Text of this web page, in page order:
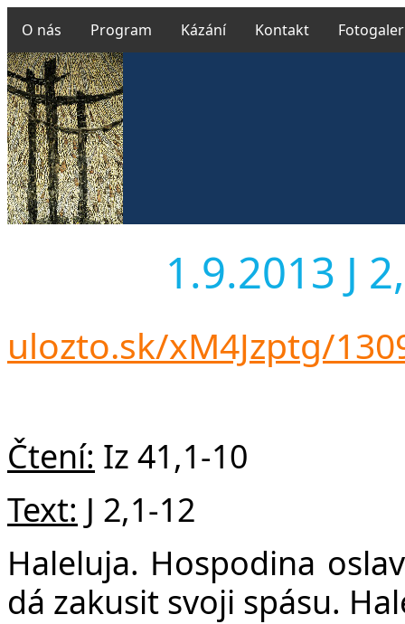
O nás Program Kázání Kontakt
1.9.2013 J
ulozto.sk/xM4Jzptg/
Čtení: Iz 41,1-10
Text: J 2,1-12
Haleluja. Hospodina
dá zakusit svoji spásu.